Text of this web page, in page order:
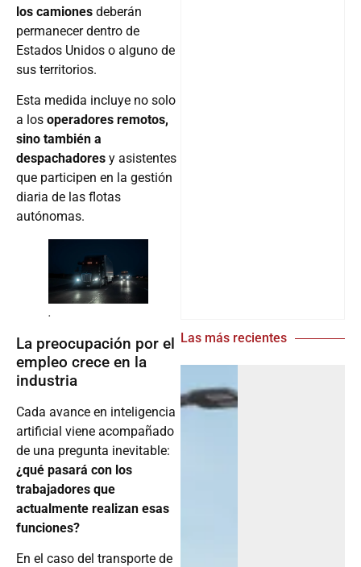
los camiones deberán
permanecer dentro de
Estados Unidos o alguno de
sus territorios.
Esta medida incluye no solo
a los operadores remotos,
sino también a
despachadores y asistentes
que participen en la gestión
diaria de las flotas
autónomas.
.
La preocupación por el
empleo crece en la
industria
Cada avance en inteligencia
artificial viene acompañado
de una pregunta inevitable:
¿qué pasará con los
trabajadores que
actualmente realizan esas
funciones?
En el caso del transporte de
Las más recientes